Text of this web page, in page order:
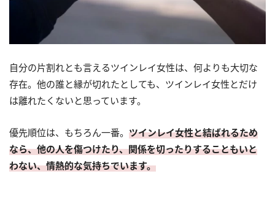
自分の片割れとも言えるツインレイ女性は、何よりも大切な
存在。他の誰と縁が切れたとしても、ツインレイ女性とだけ
は離れたくないと思っています。
優先順位は、もちろん一番。 ツインレイ女性と結ばれるため
なら、他の人を傷つけたり、関係を切ったりすることもいと
わない、情熱的な気持ちでいます。